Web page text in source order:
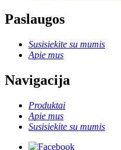
Paslaugos
Susisiekite su mumis
Apie mus
Navigacija
Produktai
Apie mus
Susisiekite su mumis